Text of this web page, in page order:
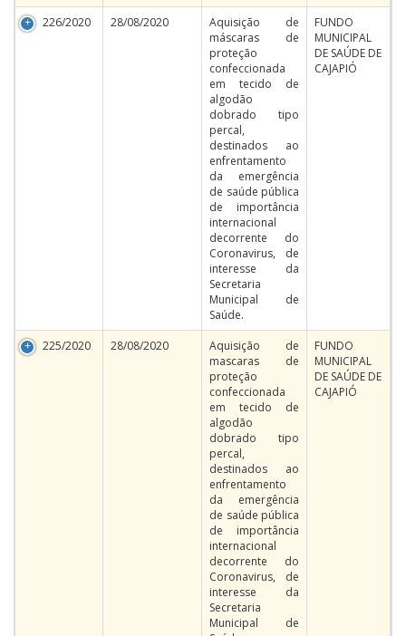
226/2020 28/08/2020
Aquisição de
máscaras de
proteção
confeccionada
em tecido de
algodão
dobrado tipo
percal,
destinados ao
enfrentamento
da emergência
de saúde pública
de importância
internacional
decorrente do
Coronavirus, de
interesse da
Secretaria
Municipal de
Saúde.
FUNDO
MUNICIPAL
DE SAÚDE DE
CAJAPIÓ
225/2020 28/08/2020
Aquisição de
mascaras de
proteção
confeccionada
em tecido de
algodão
dobrado tipo
percal,
destinados ao
enfrentamento
da emergência
de saúde pública
de importância
internacional
decorrente do
Coronavirus, de
interesse da
Secretaria
Municipal de
FUNDO
MUNICIPAL
DE SAÚDE DE
CAJAPIÓ